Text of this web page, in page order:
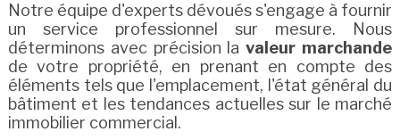
Notre équipe d'experts dévoués s'engage à fournir
un service professionnel sur mesure. Nous
déterminons avec précision lavaleur marchande
de votre propriété, en prenant en compte des
éléments tels que l'emplacement, l'état général du
bâtiment et les tendances actuelles sur le marché
immobilier commercial.